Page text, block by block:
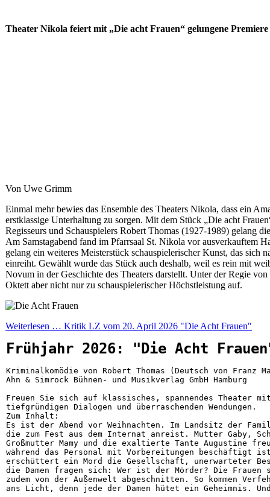
Theater Nikola feiert mit „Die acht Frauen“ gelungene
Von Uwe Grimm
Einmal mehr bewies das Ensemble des Theaters Nikola, dass ein
erstklassige Unterhaltung zu sorgen. Mit dem Stück „Die acht
Regisseurs und Schauspielers Robert Thomas (1927-1989) gelang
Am Samstagabend fand im Pfarrsaal St. Nikola vor ausverkauftem
gelang ein weiteres Meisterstück schauspielerischer Kunst, das sich
einreiht. Gewählt wurde das Stück auch deshalb, weil es rein mit
Novum in der Geschichte des Theaters darstellt. Unter der Regie
Oktett aber nicht nur zu schauspielerischer Höchstleistung auf.
Weiterlesen … Kritik LZ vom 20. April 2026 "Die Acht Frauen"
Frühjahr 2026: "Die Acht
Kriminalkomödie von Robert Thomas (Deutsch von Franz
Ahn & Simrock Bühnen- und Musikverlag GmbH Hamburg
Freuen Sie sich auf klassisches, spannendes Theater
tiefgründigen Dialogen und überraschenden Wendungen.
Zum Inhalt:
Es ist der Abend vor Weihnachten. Im Landsitz der
die zum Fest aus dem Internat anreist. Mutter Gaby,
Großmutter Mamy und die exaltierte Tante Augustine
während das Personal mit Vorbereitungen beschäftigt
erschüttert ein Mord die Gesellschaft, unerwarteter
die Damen fragen sich: Wer ist der Mörder? Die Frauen
zudem von der Außenwelt abgeschnitten. So kommen
ans Licht, denn jede der Damen hütet ein Geheimnis.